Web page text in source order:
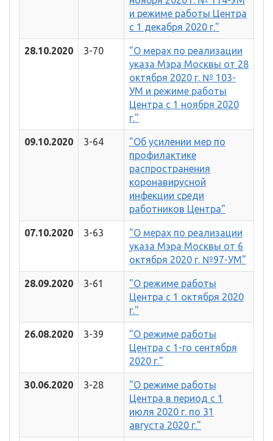
и режиме работы Центра
с 1 декабря 2020 г."
28.10.2020 3-70
"О мерах по реализации
указа Мэра Москвы от 28
октября 2020 г. № 103-
УМ и режиме работы
Центра с 1 ноября 2020
г."
09.10.2020 3-64
"Об усилении мер по
профилактике
распространения
коронавирусной
инфекции среди
работников Центра"
07.10.2020 3-63
"О мерах по реализации
указа Мэра Москвы от 6
октября 2020 г. №97-УМ"
28.09.2020 3-61
"О режиме работы
Центра с 1 октября 2020
г."
26.08.2020 3-39
"О режиме работы
Центра с 1-го сентября
2020 г."
30.06.2020 3-28
"О режиме работы
Центра в период с 1
июля 2020 г. по 31
августа 2020 г."